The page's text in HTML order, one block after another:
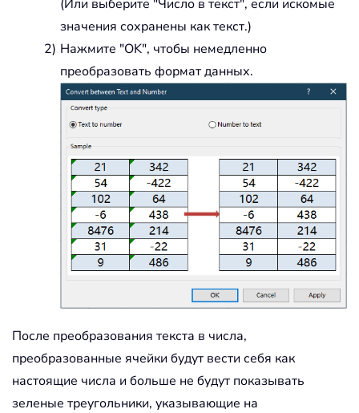
(Или выберите "Число в текст", если искомые
значения сохранены как текст.)
Нажмите "OK", чтобы немедленно
преобразовать формат данных.
После преобразования текста в числа,
преобразованные ячейки будут вести себя как
настоящие числа и больше не будут показывать
зеленые треугольники, указывающие на